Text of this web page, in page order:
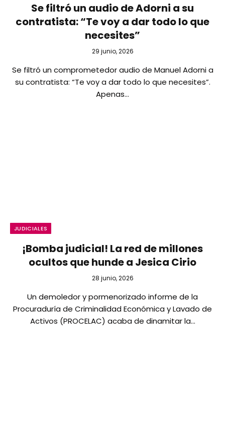
Se filtró un audio de Adorni a su
contratista: “Te voy a dar todo lo que
necesites”
29 junio, 2026
Se filtró un comprometedor audio de Manuel Adorni a
su contratista: “Te voy a dar todo lo que necesites”.
Apenas…
JUDICIALES
¡Bomba judicial! La red de millones
ocultos que hunde a Jesica Cirio
28 junio, 2026
Un demoledor y pormenorizado informe de la
Procuraduría de Criminalidad Económica y Lavado de
Activos (PROCELAC) acaba de dinamitar la…